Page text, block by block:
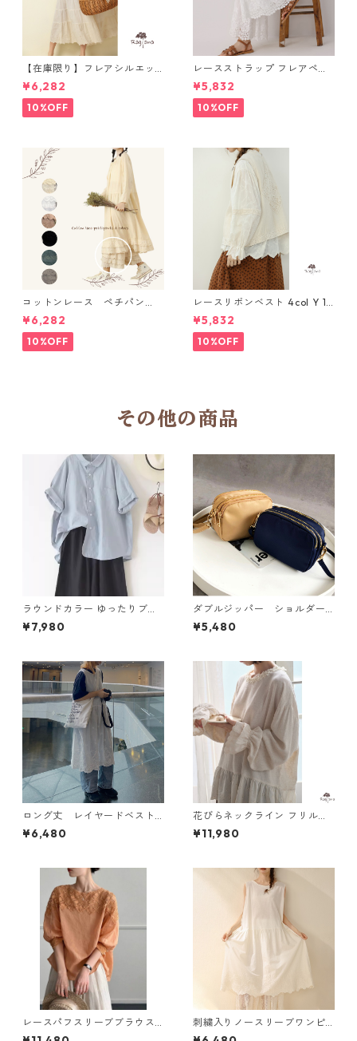
【在庫限り】フレアシルエッ
ト キャミワンピース 2col N
WP123
¥6,282
10%OFF
レースストラップ フレアペチ
パンツ Y 10925
¥5,832
10%OFF
コットンレース ペチパン
ツ 6 colors R2020131
¥6,282
10%OFF
レースリボンベスト 4col Y 111
15
¥5,832
10%OFF
その他の商品
ラウンドカラー ゆったりブラ
ウス 4col Y 260067
¥7,980
ダブルジッパー ショルダー
バッグ 5col N BA059
¥5,480
ロング丈 レイヤードベスト
N VB101
¥6,480
花びらネックライン フリルブ
ラウス M 250412
¥11,980
レースパフスリーブブラウス2
col H 260123
刺繍入りノースリーブワンピ
ース 2col H 260054